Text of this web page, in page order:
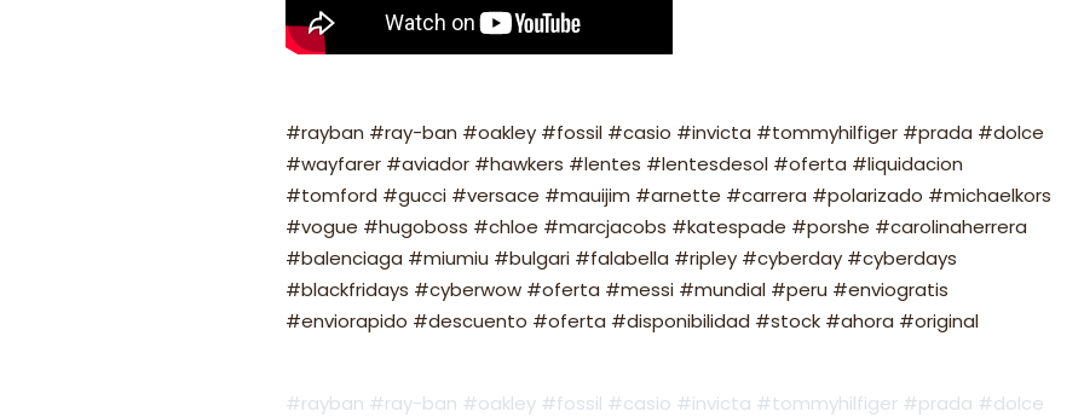
#rayban #ray-ban #oakley #fossil #casio #invicta #tommyhilfiger #prada #dolce
#wayfarer #aviador #hawkers #lentes #lentesdesol #oferta #liquidacion
#tomford #gucci #versace #mauijim #arnette #carrera #polarizado #michaelkors
#vogue #hugoboss #chloe #marcjacobs #katespade #porshe #carolinaherrera
#balenciaga #miumiu #bulgari #falabella #ripley #cyberday #cyberdays
#blackfridays #cyberwow #oferta #messi #mundial #peru #enviogratis
#enviorapido #descuento #oferta #disponibilidad #stock #ahora #original
#rayban #ray-ban #oakley #fossil #casio #invicta #tommyhilfiger #prada #dolce